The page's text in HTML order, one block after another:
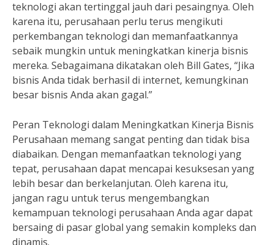
teknologi akan tertinggal jauh dari pesaingnya. Oleh
karena itu, perusahaan perlu terus mengikuti
perkembangan teknologi dan memanfaatkannya
sebaik mungkin untuk meningkatkan kinerja bisnis
mereka. Sebagaimana dikatakan oleh Bill Gates, “Jika
bisnis Anda tidak berhasil di internet, kemungkinan
besar bisnis Anda akan gagal.”
Peran Teknologi dalam Meningkatkan Kinerja Bisnis
Perusahaan memang sangat penting dan tidak bisa
diabaikan. Dengan memanfaatkan teknologi yang
tepat, perusahaan dapat mencapai kesuksesan yang
lebih besar dan berkelanjutan. Oleh karena itu,
jangan ragu untuk terus mengembangkan
kemampuan teknologi perusahaan Anda agar dapat
bersaing di pasar global yang semakin kompleks dan
dinamis.